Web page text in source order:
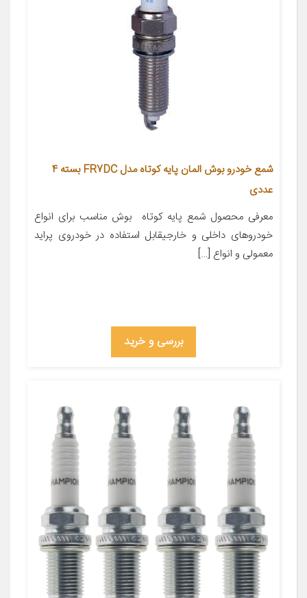
شمع خودرو بوش المان پایه کوتاه مدل FR7DC بسته 4
عددی
معرفی محصول شمع پایه کوتاه بوش مناسب برای انواع
خودروهای داخلی و خارجیقابل استفاده در خودروی پراید
معمولی و انواع […]
بررسی و خرید